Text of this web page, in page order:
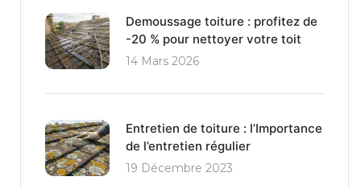
Demoussage toiture : profitez de
-20 % pour nettoyer votre toit
14 Mars 2026
Entretien de toiture : l’Importance
de l’entretien régulier​
19 Décembre 2023